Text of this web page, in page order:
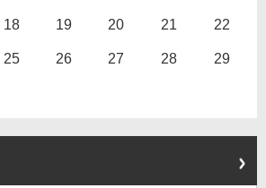
18 19 20 21 22
25 26 27 28 29